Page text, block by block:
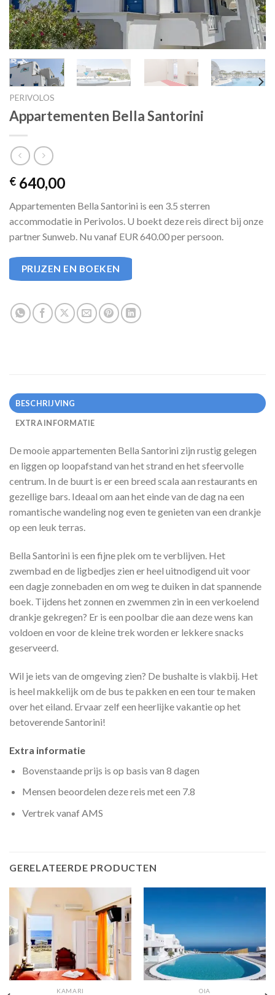
PERIVOLOS
Appartementen Bella Santorini
€ 640,00
Appartementen Bella Santorini is een 3.5 sterren
accommodatie in Perivolos. U boekt deze reis direct bij onze
partner Sunweb. Nu vanaf EUR 640.00 per persoon.
PRIJZEN EN BOEKEN
BESCHRIJVING
EXTRA INFORMATIE
De mooie appartementen Bella Santorini zijn rustig gelegen
en liggen op loopafstand van het strand en het sfeervolle
centrum. In de buurt is er een breed scala aan restaurants en
gezellige bars. Ideaal om aan het einde van de dag na een
romantische wandeling nog even te genieten van een drankje
op een leuk terras.
Bella Santorini is een fijne plek om te verblijven. Het
zwembad en de ligbedjes zien er heel uitnodigend uit voor
een dagje zonnebaden en om weg te duiken in dat spannende
boek. Tijdens het zonnen en zwemmen zin in een verkoelend
drankje gekregen? Er is een poolbar die aan deze wens kan
voldoen en voor de kleine trek worden er lekkere snacks
geserveerd.
Wil je iets van de omgeving zien? De bushalte is vlakbij. Het
is heel makkelijk om de bus te pakken en een tour te maken
over het eiland. Ervaar zelf een heerlijke vakantie op het
betoverende Santorini!
Extra informatie
Bovenstaande prijs is op basis van 8 dagen
Mensen beoordelen deze reis met een 7.8
Vertrek vanaf AMS
GERELATEERDE PRODUCTEN
KAMARI OIA